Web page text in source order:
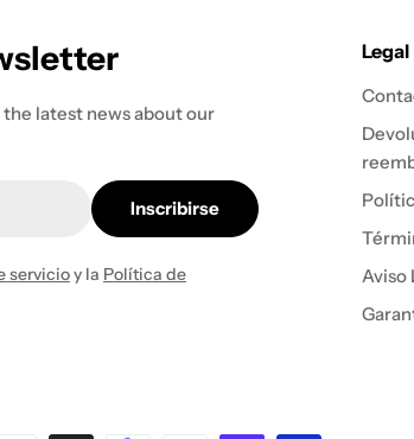
latest news about our
Inscribirse
servicioy la Política de
Legal
Aviso